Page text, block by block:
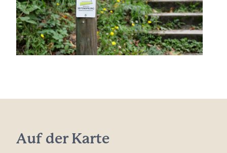
Auf der Karte